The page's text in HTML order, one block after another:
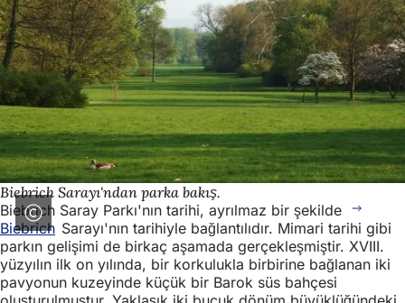
ı
z
:
Biebrich Sarayı'ndan parka bakış.
Biebrich Saray Parkı'nın tarihi, ayrılmaz bir şekilde
Biebrich Sarayı'nın tarihiyle bağlantılıdır. Mimari tarihi gibi
parkın gelişimi de birkaç aşamada gerçekleşmiştir. XVIII.
yüzyılın ilk on yılında, bir korkulukla birbirine bağlanan iki
pavyonun kuzeyinde küçük bir Barok süs bahçesi